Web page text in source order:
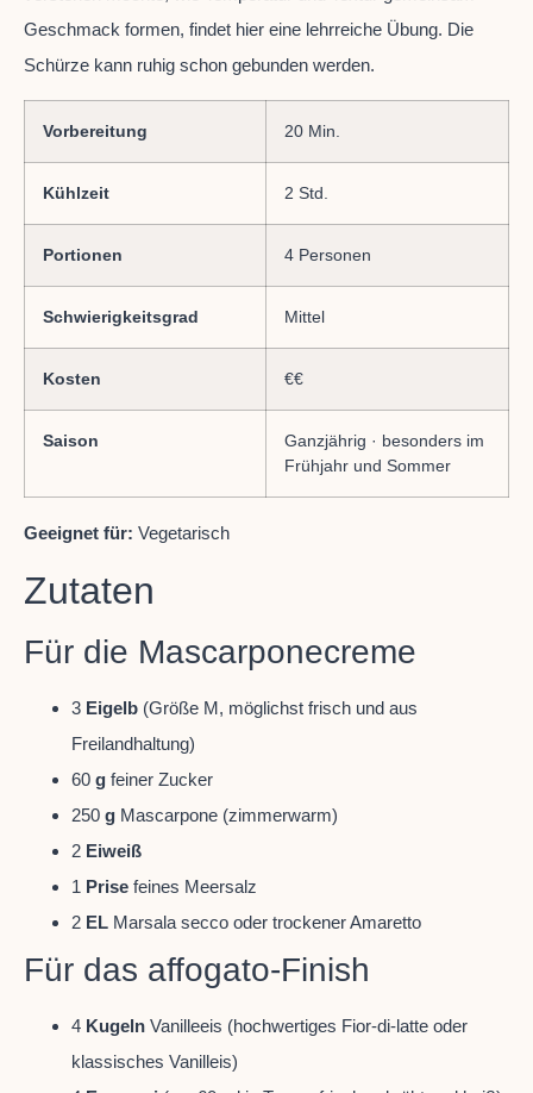
Geschmack formen, findet hier eine lehrreiche Übung. Die
Schürze kann ruhig schon gebunden werden.
Vorbereitung 20 Min.
Kühlzeit 2 Std.
Portionen 4 Personen
Schwierigkeitsgrad Mittel
Kosten €€
Saison
Ganzjährig · besonders im
Frühjahr und Sommer
Geeignet für: Vegetarisch
Zutaten
Für die Mascarponecreme
3 Eigelb (Größe M, möglichst frisch und aus
Freilandhaltung)
60 g feiner Zucker
250 g Mascarpone (zimmerwarm)
2 Eiweiß
1 Prise feines Meersalz
2 EL Marsala secco oder trockener Amaretto
Für das affogato-Finish
4 Kugeln Vanilleeis (hochwertiges Fior-di-latte oder
klassisches Vanilleis)